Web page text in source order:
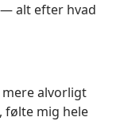
alt efter hvad
alvorligt
følte mig hele